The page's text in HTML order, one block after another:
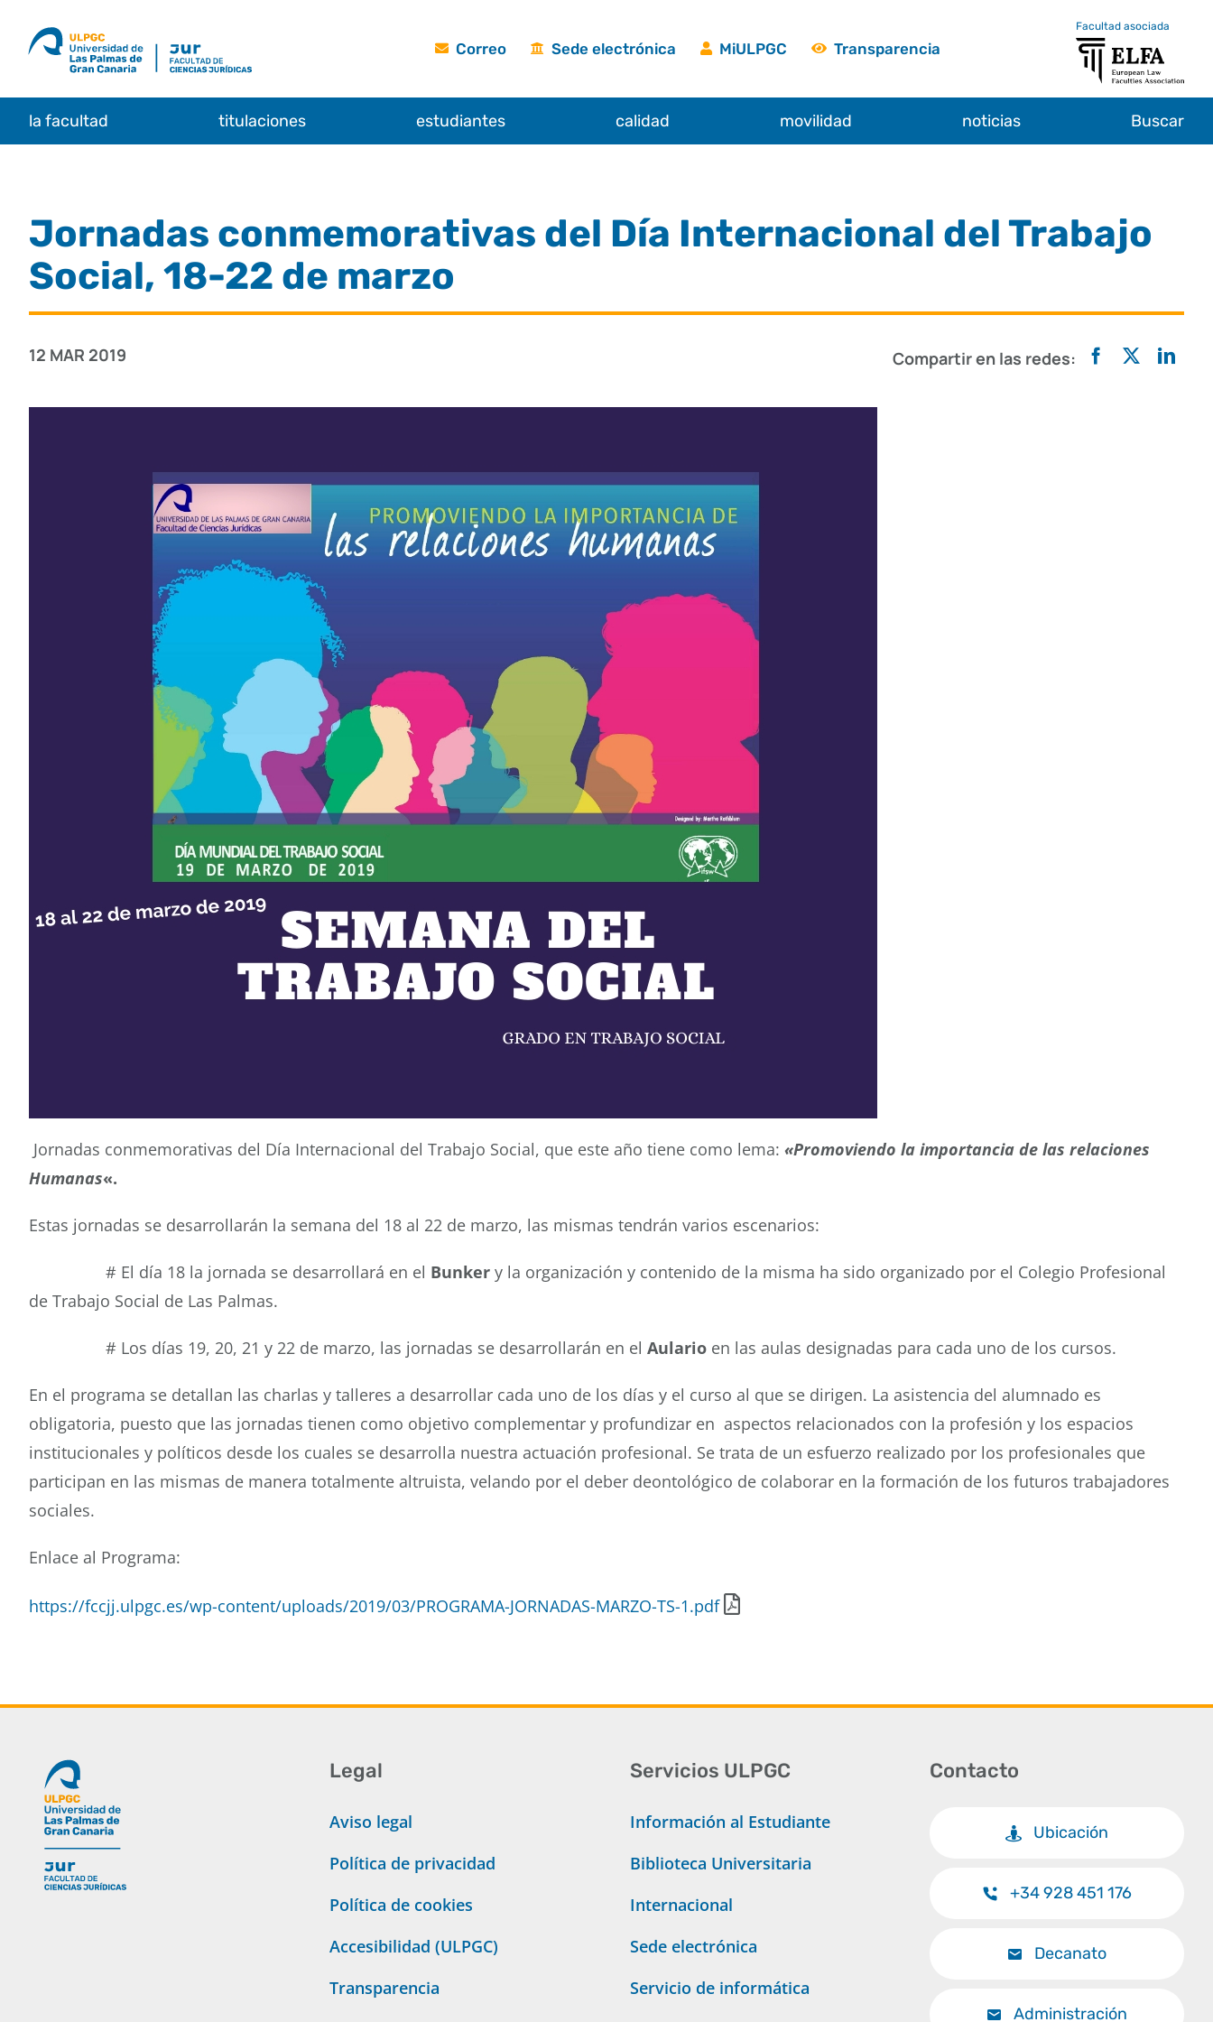
contenido
Correo Sede electrónica MiULPGC Transparencia
Facultad asociada
la facultad titulaciones estudiantes calidad movilidad noticias Buscar
Jornadas conmemorativas del Día Internacional del Trabajo
Social, 18-22 de marzo
12 MAR 2019 Compartir en las redes:
Jornadas conmemorativas del Día Internacional del Trabajo Social, que este año tiene como lema: «Promoviendo la importancia de las relaciones
Humanas«.
Estas jornadas se desarrollarán la semana del 18 al 22 de marzo, las mismas tendrán varios escenarios:
# El día 18 la jornada se desarrollará en el Bunkery la organización y contenido de la misma ha sido organizado por el Colegio Profesional
de Trabajo Social de Las Palmas.
# Los días 19, 20, 21 y 22 de marzo, las jornadas se desarrollarán en el Aularioen las aulas designadas para cada uno de los cursos.
En el programa se detallan las charlas y talleres a desarrollar cada uno de los días y el curso al que se dirigen. La asistencia del alumnado es
obligatoria, puesto que las jornadas tienen como objetivo complementar y profundizar en aspectos relacionados con la profesión y los espacios
institucionales y políticos desde los cuales se desarrolla nuestra actuación profesional. Se trata de un esfuerzo realizado por los profesionales que
participan en las mismas de manera totalmente altruista, velando por el deber deontológico de colaborar en la formación de los futuros trabajadores
sociales.
Enlace al Programa:
https://fccjj.ulpgc.es/wp-content/uploads/2019/03/PROGRAMA-JORNADAS-MARZO-TS-1.pdf
Legal
Aviso legal
Política de privacidad
Política de cookies
Accesibilidad (ULPGC)
Transparencia
Servicios ULPGC
Información al Estudiante
Biblioteca Universitaria
Internacional
Sede electrónica
Servicio de informática
Contacto
Ubicación
+34 928 451 176
Decanato
Administración